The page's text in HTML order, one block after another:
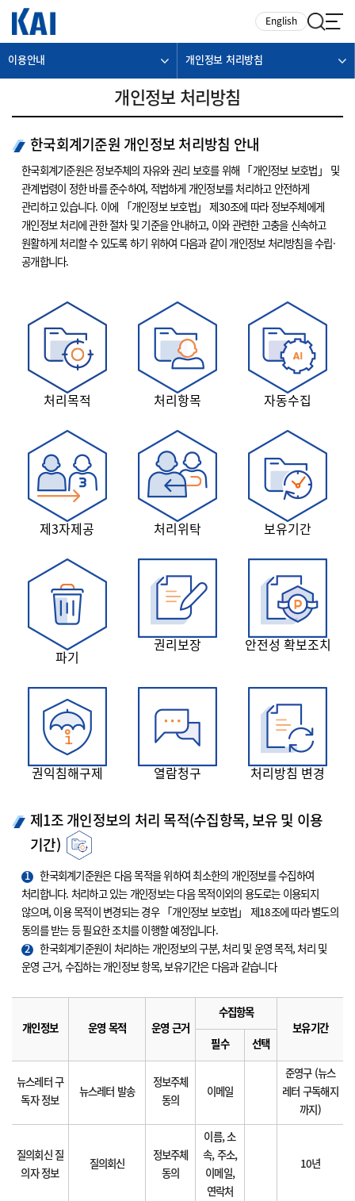
English
이용안내 개인정보 처리방침
개인정보 처리방침
한국회계기준원 개인정보 처리방침 안내
한국회계기준원은 정보주체의 자유와 권리 보호를 위해 「개인정보 보호법」 및
관계법령이 정한 바를 준수하여, 적법하게 개인정보를 처리하고 안전하게
관리하고 있습니다. 이에 「개인정보 보호법」 제30조에 따라 정보주체에게
개인정보 처리에 관한 절차 및 기준을 안내하고, 이와 관련한 고충을 신속하고
원활하게 처리할 수 있도록 하기 위하여 다음과 같이 개인정보 처리방침을 수립·
공개합니다.
처리목적 처리항목 자동수집
제3자제공 처리위탁 보유기간
파기
권리보장 안전성 확보조치
권익침해구제 열람청구 처리방침 변경
제1조 개인정보의 처리 목적(수집항목, 보유 및 이용
기간)
1
한국회계기준원은 다음 목적을 위하여 최소한의 개인정보를 수집하여
처리합니다. 처리하고 있는 개인정보는 다음 목적이외의 용도로는 이용되지
않으며, 이용 목적이 변경되는 경우 「개인정보 보호법」 제18조에 따라 별도의
동의를 받는 등 필요한 조치를 이행할 예정입니다.
2
한국회계기준원이 처리하는 개인정보의 구분, 처리 및 운영 목적, 처리 및
운영 근거, 수집하는 개인정보 항목, 보유기간은 다음과 같습니다
개인정보 운영 목적 운영 근거
수집항목
보유기간
필수
선택
뉴스레터 구
독자 정보
뉴스레터 발송
정보주체
동의
이메일
준영구 (뉴스
레터 구독해지
까지)
질의회신 질
의자 정보
질의회신
정보주체
동의
이름, 소
속, 주소,
이메일,
연락처
10년